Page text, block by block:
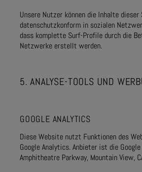
Unsere Nutzer können die Inhalte dieser
datenschutzkonform in sozialen
dass komplette Surf-Profile durch die
Netzwerke erstellt werden.
5. ANALYSE-TOOLS UND
GOOGLE ANALYTICS
Diese Website nutzt Funktionen des
Google Analytics. Anbieter ist die
Amphitheatre Parkway, Mountain View,